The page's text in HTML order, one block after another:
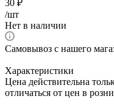
30 ₽
/шт
Нет в наличии
Самовывоз с нашего
Характеристики
Цена действительна
отличаться от цен в